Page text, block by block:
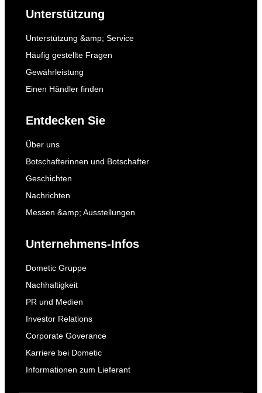
Unterstützung
Unterstützung &amp; Service
Häufig gestellte Fragen
Gewährleistung
Einen Händler finden
Entdecken Sie
Über uns
Botschafterinnen und Botschafter
Geschichten
Nachrichten
Messen &amp; Ausstellungen
Unternehmens-Infos
Dometic Gruppe
Nachhaltigkeit
PR und Medien
Investor Relations
Corporate Goverance
Karriere bei Dometic
Informationen zum Lieferant